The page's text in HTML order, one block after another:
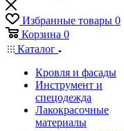
Избранные товары 0
Корзина 0
Каталог
Кровля и фасады
Инструмент и
спецодежда
Лакокрасочные
материалы